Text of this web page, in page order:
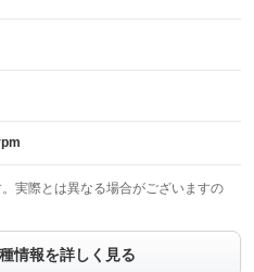
シートヒーター
：装備なし
フロントカメラ
：装備なし
実際とは異なる場合がございますの
情報を詳しく見る